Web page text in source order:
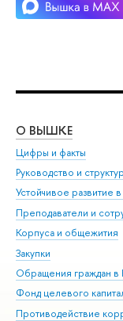
О ВЫШКЕ
Цифры и факты
Руководство и
Устойчивое
Преподаватели и
Корпуса и общежития
Закупки
Обращения граждан
Фонд целевого
Противодействие